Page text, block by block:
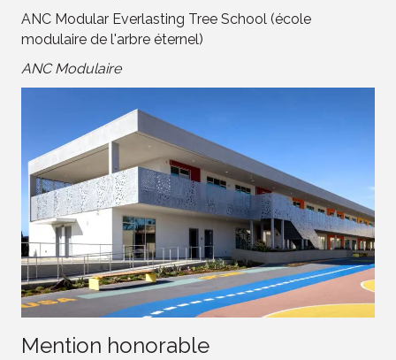
ANC Modular Everlasting Tree School (école
modulaire de l'arbre éternel)
ANC Modulaire
Mention honorable